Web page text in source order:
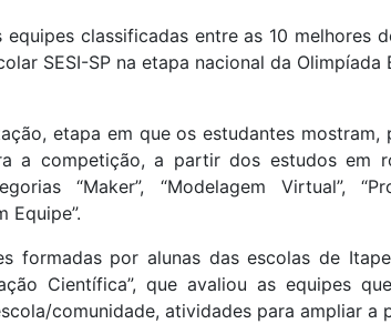
classificadas entre as 10 melhores
SESI-SP na etapa nacional da Olimpíada
etapa em que os estudantes mostram,
a competição, a partir dos estudos em
“Maker”, “Modelagem Virtual”,
Equipe”.
formadas por alunas das escolas de
Científica”, que avaliou as equipes
comunidade, atividades para ampliar a